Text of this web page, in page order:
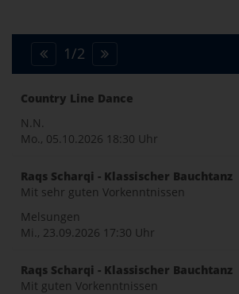
1/2
Country Line Dance
N.N.
Mo., 05.10.2026 18:30 Uhr
Raqs Scharqi - Klassischer Bauchtanz
Mit sehr guten Vorkenntnissen
Melsungen
Mi., 23.09.2026 17:30 Uhr
Raqs Scharqi - Klassischer Bauchtanz
Mit guten Vorkenntnissen